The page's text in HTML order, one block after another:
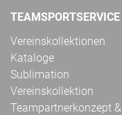
TEAMSPORTSERVICE
Vereinskollektionen
Kataloge
Sublimation
Vereinskollektion
Teampartnerkonzept